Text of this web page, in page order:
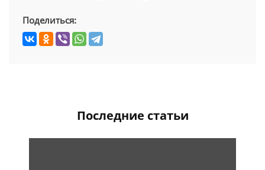
Поделиться:
Последние статьи